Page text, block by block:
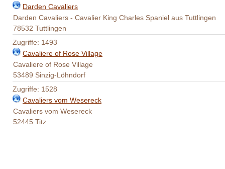
Darden Cavaliers
Darden Cavaliers - Cavalier King Charles Spaniel aus Tuttlingen
78532 Tuttlingen
Zugriffe: 1493
Cavaliere of Rose Village
Cavaliere of Rose Village
53489 Sinzig-Löhndorf
Zugriffe: 1528
Cavaliers vom Wesereck
Cavaliers vom Wesereck
52445 Titz